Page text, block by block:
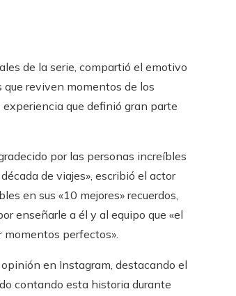
de la serie, compartió el emotivo
reviven momentos de los
que definió gran parte
por las personas increíbles
de viajes», escribió el actor
en sus «10 mejores» recuerdos,
enseñarle a él y al equipo que «el
momentos perfectos».
en Instagram, destacando el
contando esta historia durante